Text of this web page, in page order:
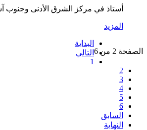
أستاذ في مركز الشرق الأدنى وجنوب آسيا
المزيد
الصفحة 2 من 6
البداية
التالي
1
2
3
4
5
6
السابق
النهاية